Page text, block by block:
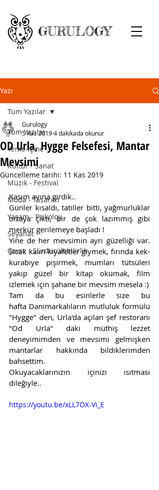
GURULOGY
Yazı
Tüm Yazılar
Yeme-İçme
Kültür - Sanat
Müzik - Festival
Moda - Tasarım
Yaşam - Psikoloji
Seyahat
Çevre - Sürdürülebilirlik
Tüm Yazılar
OD Urla, Hygge Felsefesi, Mantar
Mevsimi
Gurulogy
5 Kas 20194 dakikada okunur
Güncelleme tarihi: 11 Kas 2019
Kasım ayına girdik..
Günler kısaldı, tatiller bitti, yağmurluklar
ortaya çıktı, bir de çok lazımmış gibi
merkür gerilemeye başladı !
Yine de her mevsimin ayrı güzelliği var.
Sıcak kalın kıyafetler giymek, fırında kek-
kurabiye pişirmek, mumları tütsüleri
yakıp güzel bir kitap okumak, film
izlemek için şahane bir mevsim mesela :)
Tam da bu esinlerle size bu
hafta Danimarkalıların mutluluk formülü
"Hygge" den, Urla'da açılan şef restoranı
"Od Urla" daki müthiş lezzet
deneyimimden ve mevsimi gelmişken
mantarlar hakkında bildiklerimden
bahsettim.
Okuyacaklarınızın içinizi ısıtması
dileğiyle..
https://youtu.be/xLL7OX-Vi_E